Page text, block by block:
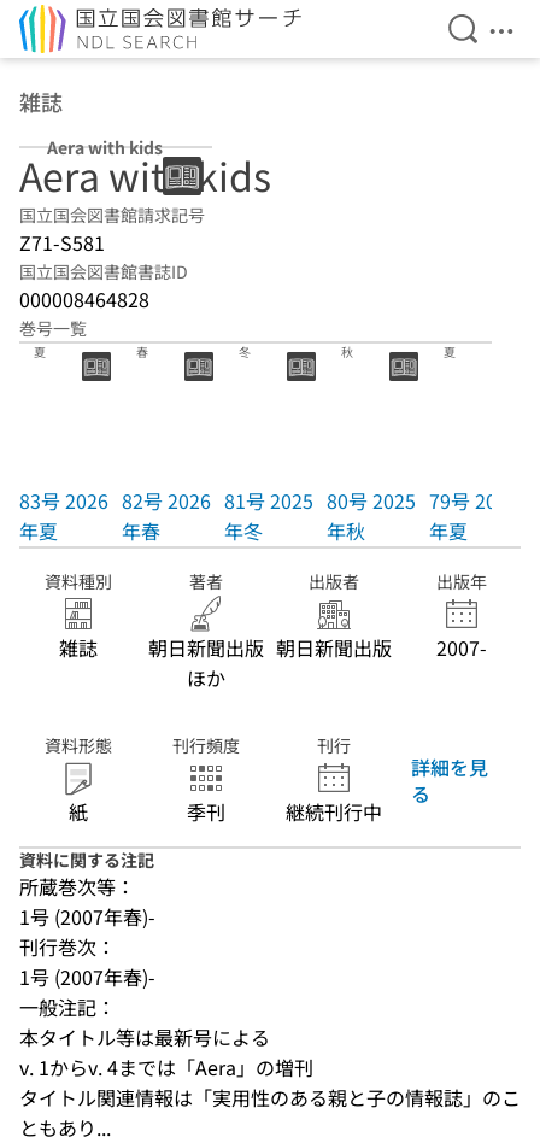
検索を
メ
雑誌
Aera with kids
Aera with kids
国立国会図書館請求記号
Z71-S581
国立国会図書館書誌ID
000008464828
巻号一覧
83号 2026年
夏
83号 2026
年夏
春
82号 2026
年春
冬
81号 2025
年冬
秋
80号 2025
年秋
夏
79号 2025
年夏
資料種別
雑誌
著者
朝日新聞出版
ほか
出版者
朝日新聞出版
出版年
2007-
資料形態
紙
刊行頻度
季刊
刊行
継続刊行中
詳細を見
る
資料に関する注記
所蔵巻次等：
1号 (2007年春)-
刊行巻次：
1号 (2007年春)-
一般注記：
本タイトル等は最新号による
v. 1からv. 4までは「Aera」の増刊
タイトル関連情報は「実用性のある親と子の情報誌」のこ
ともあり...